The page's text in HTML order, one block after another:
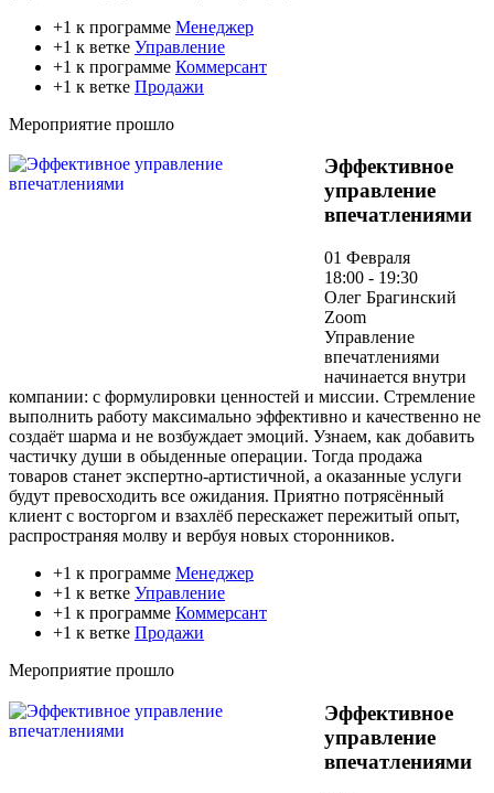
+1 к программе Менеджер
+1 к ветке Управление
+1 к программе Коммерсант
+1 к ветке Продажи
Мероприятие прошло
Эффективное
управление
впечатлениями
01 Февраля
18:00 - 19:30
Олег Брагинский
Zoom
Управление
впечатлениями
начинается внутри
компании: с формулировки ценностей и миссии. Стремление
выполнить работу максимально эффективно и качественно не
создаёт шарма и не возбуждает эмоций. Узнаем, как добавить
частичку души в обыденные операции. Тогда продажа
товаров станет экспертно-артистичной, а оказанные услуги
будут превосходить все ожидания. Приятно потрясённый
клиент с восторгом и взахлёб перескажет пережитый опыт,
распространяя молву и вербуя новых сторонников.
+1 к программе Менеджер
+1 к ветке Управление
+1 к программе Коммерсант
+1 к ветке Продажи
Мероприятие прошло
Эффективное
управление
впечатлениями